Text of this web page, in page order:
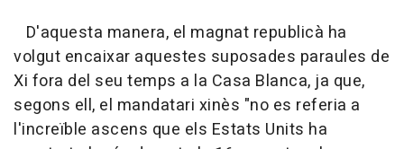
D'aquesta manera, el magnat republicà ha
volgut encaixar aquestes suposades paraules de
Xi fora del seu temps a la Casa Blanca, ja que,
segons ell, el mandatari xinès "no es referia a
l'increïble ascens que els Estats Units ha